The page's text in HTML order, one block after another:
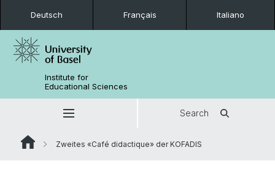
Deutsch Français Italiano
Institute for
Educational Sciences
Search
Zweites «Café didactique» der KOFADIS